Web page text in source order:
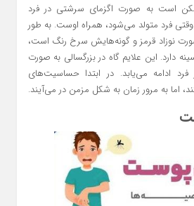
است به صورت اگزمای سرشتی در فرد
فرد متولد می‌شود، همراه اوست. به طور
نوزاد قرمز و گونه‌هایش سرخ رنگ است،
این علایم گاه در بزرگسالی به صورت
ادامه می‌یابد. در ابتدا حساسیت‌های
اما به مرور زمان به شکل مزمن در می‌آیند.